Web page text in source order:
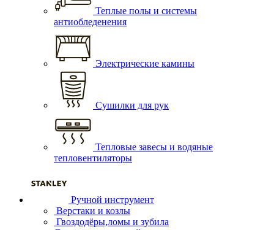
Теплые полы и системы
антиобледенения
Электрические камины
Сушилки для рук
Тепловые завесы и водяные
тепловентиляторы
Ручной инструмент
Верстаки и козлы
Гвоздодёры,ломы и зубила